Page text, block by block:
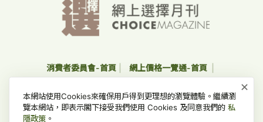
消費者委員會-首頁
網上價格一覽通-首頁
免責、版權及無障礙聲明
常見問題
本網站使用Cookies來確保用戶得到更理想的瀏覽體驗。繼續瀏
覽本網站，即表示閣下接受我們使用 Cookies 及同意我們的 私
隱政策。
×